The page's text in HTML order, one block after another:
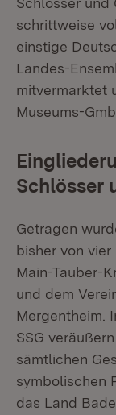
schrittweise
einstige
Landes-
mitvermarktet
Museums-
Schlösser
Getragen
bisher von
Main-Tauber-
und dem
Mergentheim.
SSG
sämtlichen
symbolischen
das Land